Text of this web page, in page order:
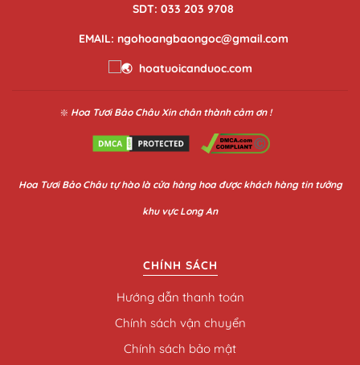
SDT: 033 203 9708
EMAIL: ngohoangbaongoc@gmail.com
hoatuoicanduoc.com
❇️ Hoa Tươi Bảo Châu Xin chân thành cảm ơn !
Hoa Tươi Bảo Châutự hào là cửa hàng hoa được khách hàng tin tưởng
khu vực Long An
CHÍNH SÁCH
Hướng dẫn thanh toán
Chính sách vận chuyển
Chính sách bảo mật